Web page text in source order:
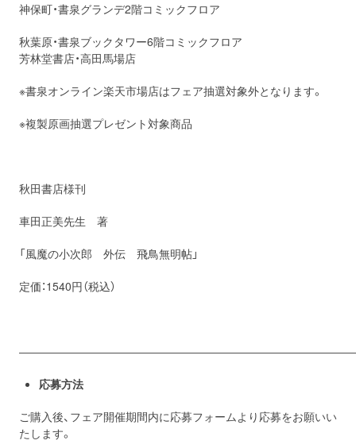
神保町・書泉グランデ2階コミックフロア
秋葉原・書泉ブックタワー6階コミックフロア
芳林堂書店・高田馬場店
※書泉オンライン楽天市場店はフェア抽選対象外となります。
※複製原画抽選プレゼント対象商品
秋田書店様刊
車田正美先生 著
「風魔の小次郎 外伝 飛鳥無明帖」
定価：1540円（税込）
応募方法
ご購入後、フェア開催期間内に応募フォームより応募をお願いい
たします。